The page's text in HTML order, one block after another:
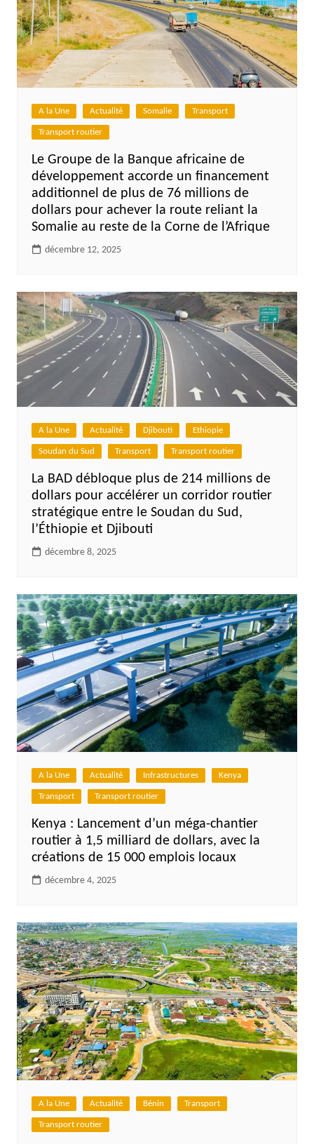
A la Une Actualité Somalie Transport
Transport routier
Le Groupe de la Banque africaine de
développement accorde un financement
additionnel de plus de 76 millions de
dollars pour achever la route reliant la
Somalie au reste de la Corne de l’Afrique
décembre 12, 2025
A la Une Actualité Djibouti Ethiopie
Soudan du Sud Transport Transport routier
La BAD débloque plus de 214 millions de
dollars pour accélérer un corridor routier
stratégique entre le Soudan du Sud,
l’Éthiopie et Djibouti
décembre 8, 2025
A la Une Actualité Infrastructures Kenya
Transport Transport routier
Kenya : Lancement d’un méga-chantier
routier à 1,5 milliard de dollars, avec la
créations de 15 000 emplois locaux
décembre 4, 2025
A la Une Actualité Bénin Transport
Transport routier